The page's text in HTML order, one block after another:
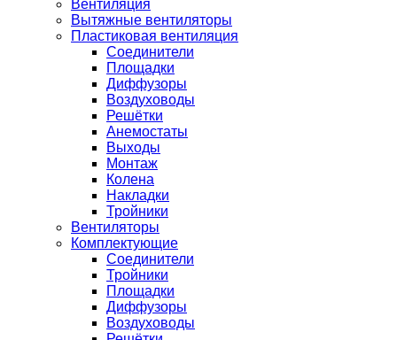
Вентиляция
Вытяжные вентиляторы
Пластиковая вентиляция
Соединители
Площадки
Диффузоры
Воздуховоды
Решётки
Анемостаты
Выходы
Монтаж
Колена
Накладки
Тройники
Вентиляторы
Комплектующие
Соединители
Тройники
Площадки
Диффузоры
Воздуховоды